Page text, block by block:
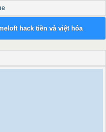
hack tiền và việt hóa